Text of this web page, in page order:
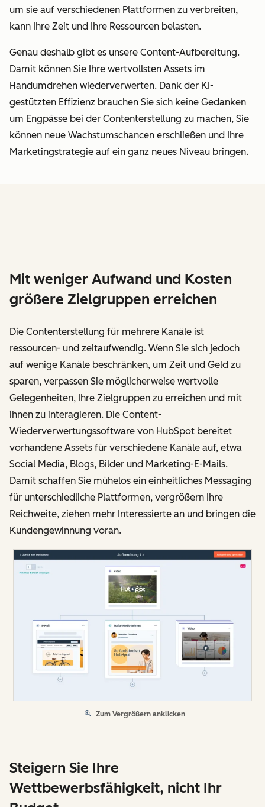
um sie auf verschiedenen Plattformen zu verbreiten,
kann Ihre Zeit und Ihre Ressourcen belasten.
Genau deshalb gibt es unsere Content-Aufbereitung.
Damit können Sie Ihre wertvollsten Assets im
Handumdrehen wiederverwerten. Dank der KI-
gestützten Effizienz brauchen Sie sich keine Gedanken
um Engpässe bei der Contenterstellung zu machen, Sie
können neue Wachstumschancen erschließen und Ihre
Marketingstrategie auf ein ganz neues Niveau bringen.
Mit weniger Aufwand und Kosten
größere Zielgruppen erreichen
Die Contenterstellung für mehrere Kanäle ist
ressourcen- und zeitaufwendig. Wenn Sie sich jedoch
auf wenige Kanäle beschränken, um Zeit und Geld zu
sparen, verpassen Sie möglicherweise wertvolle
Gelegenheiten, Ihre Zielgruppen zu erreichen und mit
ihnen zu interagieren. Die Content-
Wiederverwertungssoftware von HubSpot bereitet
vorhandene Assets für verschiedene Kanäle auf, etwa
Social Media, Blogs, Bilder und Marketing-E-Mails.
Damit schaffen Sie mühelos ein einheitliches Messaging
für unterschiedliche Plattformen, vergrößern Ihre
Reichweite, ziehen mehr Interessierte an und bringen die
Kundengewinnung voran.
Zum Vergrößern anklicken
Steigern Sie Ihre
Wettbewerbsfähigkeit, nicht Ihr